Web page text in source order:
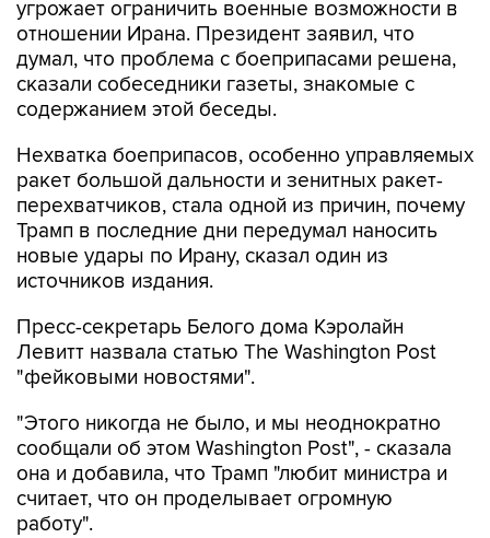
угрожает ограничить военные возможности в
отношении Ирана. Президент заявил, что
думал, что проблема с боеприпасами решена,
сказали собеседники газеты, знакомые с
содержанием этой беседы.
Нехватка боеприпасов, особенно управляемых
ракет большой дальности и зенитных ракет-
перехватчиков, стала одной из причин, почему
Трамп в последние дни передумал наносить
новые удары по Ирану, сказал один из
источников издания.
Пресс-секретарь Белого дома Кэролайн
Левитт назвала статью The Washington Post
"фейковыми новостями".
"Этого никогда не было, и мы неоднократно
сообщали об этом Washington Post", - сказала
она и добавила, что Трамп "любит министра и
считает, что он проделывает огромную
работу".